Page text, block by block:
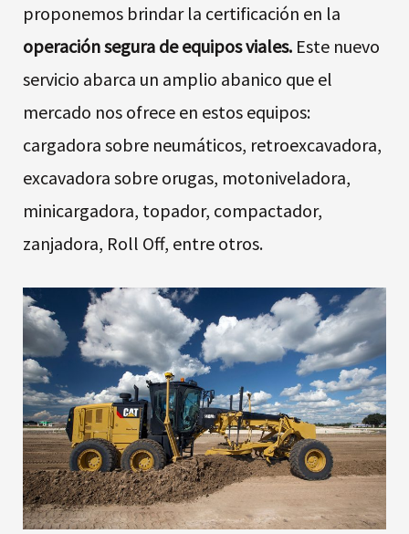
proponemos brindar la certificación en la
operación segura de equipos viales. Este nuevo
servicio abarca un amplio abanico que el
mercado nos ofrece en estos equipos:
cargadora sobre neumáticos, retroexcavadora,
excavadora sobre orugas, motoniveladora,
minicargadora, topador, compactador,
zanjadora, Roll Off, entre otros.